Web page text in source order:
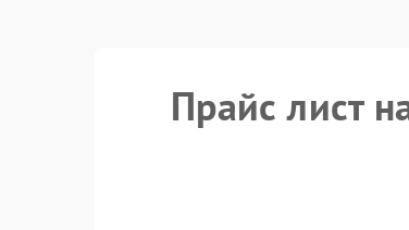
Прайс лист